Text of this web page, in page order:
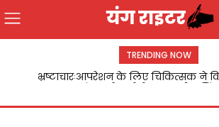
TRENDING NOW
भ्रष्टाचारःआपरेशन के लिए चिकित्सक ने
वरिष्ठ नागरिक स्थल पर मनाया गया क्रांति